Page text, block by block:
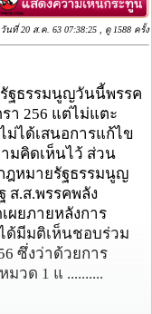
วันที่ 20 ส.ค. 63 07:38:25 , ดู 1588 ครั้ง
ฐธรรมนูญวันนี้พรรค
า 256 แต่ไม่แตะ
ได้เสนอการแก้ไข
มคิดเห็นไว้ ส่วน
ฎหมายรัฐธรรมนูญ
.ส.พรรคพลัง
ผยภายหลังการ
ด้มีมติเห็นชอบร่วม
ซึ่งว่าด้วยการ
วด 1 แ ..........